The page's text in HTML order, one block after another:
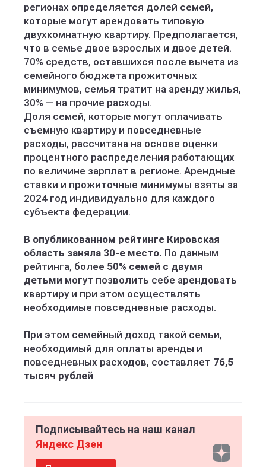
регионах определяется долей семей,
которые могут арендовать типовую
двухкомнатную квартиру. Предполагается,
что в семье двое взрослых и двое детей.
70% средств, оставшихся после вычета из
семейного бюджета прожиточных
минимумов, семья тратит на аренду жилья,
30% — на прочие расходы.
Доля семей, которые могут оплачивать
съемную квартиру и повседневные
расходы, рассчитана на основе оценки
процентного распределения работающих
по величине зарплат в регионе. Арендные
ставки и прожиточные минимумы взяты за
2024 год индивидуально для каждого
субъекта федерации.
В опубликованном рейтинге Кировская
область заняла 30-е место. По данным
рейтинга, более 50% семей с двумя
детьми могут позволить себе арендовать
квартиру и при этом осуществлять
необходимые повседневные расходы.
При этом семейный доход такой семьи,
необходимый для оплаты аренды и
повседневных расходов, составляет 76,5
тысяч рублей
Подписывайтесь на наш канал
Яндекс Дзен